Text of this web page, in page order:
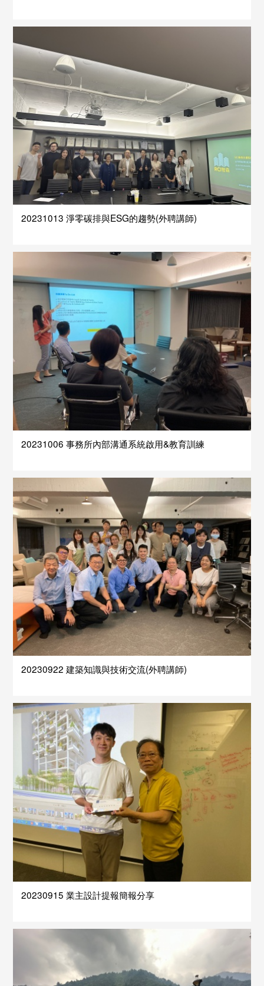
20231013 淨零碳排與ESG的趨勢(外聘講師)
20231006 事務所內部溝通系統啟用&教育訓練
20230922 建築知識與技術交流(外聘講師)
20230915 業主設計提報簡報分享